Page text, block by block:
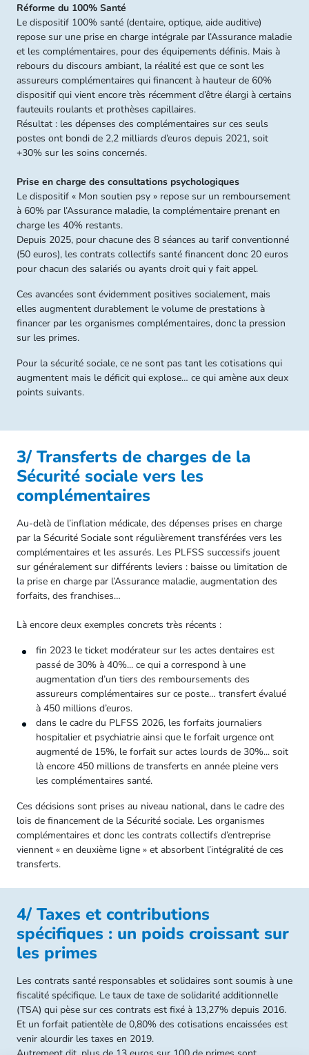
Réforme du 100% Santé
Le dispositif 100% santé (dentaire, optique, aide auditive)
repose sur une prise en charge intégrale par l’Assurance maladie
et les complémentaires, pour des équipements définis. Mais à
rebours du discours ambiant, la réalité est que ce sont les
assureurs complémentaires qui financent à hauteur de 60%
dispositif qui vient encore très récemment d’être élargi à certains
fauteuils roulants et prothèses capillaires.
Résultat : les dépenses des complémentaires sur ces seuls
postes ont bondi de 2,2 milliards d’euros depuis 2021, soit
+30% sur les soins concernés.
Prise en charge des consultations psychologiques
Le dispositif « Mon soutien psy » repose sur un remboursement
à 60% par l’Assurance maladie, la complémentaire prenant en
charge les 40% restants.
Depuis 2025, pour chacune des 8 séances au tarif conventionné
(50 euros), les contrats collectifs santé financent donc 20 euros
pour chacun des salariés ou ayants droit qui y fait appel.
Ces avancées sont évidemment positives socialement, mais
elles augmentent durablement le volume de prestations à
financer par les organismes complémentaires, donc la pression
sur les primes.
Pour la sécurité sociale, ce ne sont pas tant les cotisations qui
augmentent mais le déficit qui explose… ce qui amène aux deux
points suivants.
3/ Transferts de charges de la
Sécurité sociale vers les
complémentaires
Au-delà de l’inflation médicale, des dépenses prises en charge
par la Sécurité Sociale sont régulièrement transférées vers les
complémentaires et les assurés. Les PLFSS successifs jouent
sur généralement sur différents leviers : baisse ou limitation de
la prise en charge par l’Assurance maladie, augmentation des
forfaits, des franchises…
Là encore deux exemples concrets très récents :
fin 2023 le ticket modérateur sur les actes dentaires est
passé de 30% à 40%... ce qui a correspond à une
augmentation d’un tiers des remboursements des
assureurs complémentaires sur ce poste… transfert évalué
à 450 millions d’euros.
dans le cadre du PLFSS 2026, les forfaits journaliers
hospitalier et psychiatrie ainsi que le forfait urgence ont
augmenté de 15%, le forfait sur actes lourds de 30%... soit
là encore 450 millions de transferts en année pleine vers
les complémentaires santé.
Ces décisions sont prises au niveau national, dans le cadre des
lois de financement de la Sécurité sociale. Les organismes
complémentaires et donc les contrats collectifs d’entreprise
viennent « en deuxième ligne » et absorbent l’intégralité de ces
transferts.
4/ Taxes et contributions
spécifiques : un poids croissant sur
les primes
Les contrats santé responsables et solidaires sont soumis à une
fiscalité spécifique. Le taux de taxe de solidarité additionnelle
(TSA) qui pèse sur ces contrats est fixé à 13,27% depuis 2016.
Et un forfait patientèle de 0,80% des cotisations encaissées est
venir alourdir les taxes en 2019.